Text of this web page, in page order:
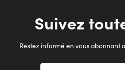
Suivez
Restez informé en vous abonnant